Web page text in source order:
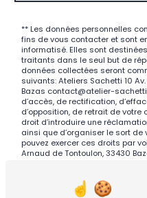
** Les données personnelles
fins de vous contacter et sont
informatisé. Elles sont
traitants dans le seul but de
données collectées seront
suivants: Ateliers Sachetti 10
Bazas contact@atelier-
d’accès, de rectification,
d’opposition, de retrait de
droit d’introduire une
ainsi que d’organiser le sort
pouvez exercer ces droits par
Arnaud de Tontoulon, 33430
l'adresse contact@atelier-
pourra vous être demandé.
la période de prise de contact
prescription légale aux fins